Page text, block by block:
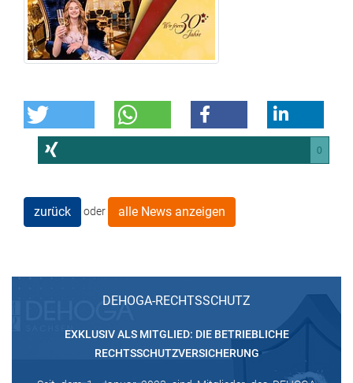
0
zurück oder alle News anzeigen
DEHOGA-RECHTSSCHUTZ
EXKLUSIV ALS MITGLIED: DIE BETRIEBLICHE
RECHTSSCHUTZVERSICHERUNG